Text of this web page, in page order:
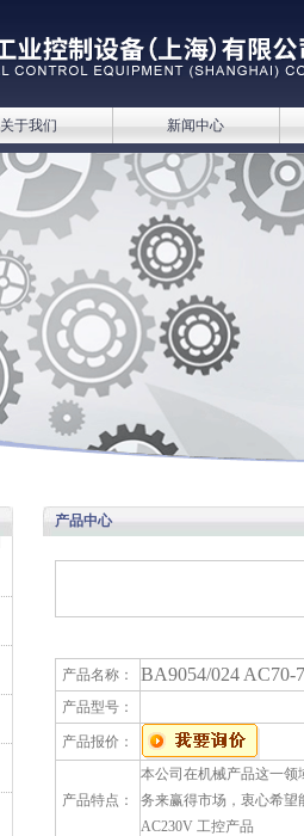
关于我们 新闻中心
产品中心
产品名称： BA9054/024
产品型号：
产品报价：
产品特点：
本公司在机械产品这一
务来赢得市场，衷心希望
AC230V 工控产品